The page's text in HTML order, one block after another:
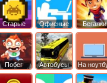
Старые Офисные Бегалки
Побег Автобусы На